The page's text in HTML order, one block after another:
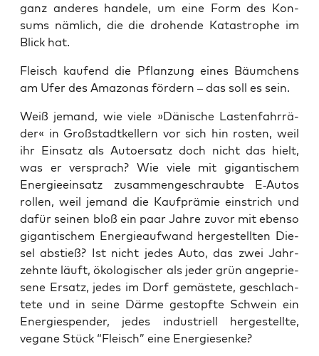
ganz ande­res han­de­le, um eine Form des Kon­
sums näm­lich, die die dro­hen­de Kata­stro­phe im
Blick hat.
Fleisch kau­fend die Pflan­zung eines Bäum­chens
am Ufer des Ama­zo­nas för­dern – das soll es sein.
Weiß jemand, wie vie­le »Däni­sche Las­ten­fahr­rä­
der« in Groß­stadt­kel­lern vor sich hin ros­ten, weil
ihr Ein­satz als Auto­er­satz doch nicht das hielt,
was er ver­sprach? Wie vie­le mit gigan­ti­schem
Ener­gie­ein­satz zusam­men­ge­schraub­te E‑Autos
rol­len, weil jemand die Kauf­prä­mie ein­strich und
dafür sei­nen bloß ein paar Jah­re zuvor mit eben­so
gigan­ti­schem Ener­gie­auf­wand her­ge­stell­ten Die­
sel abstieß? Ist nicht jedes Auto, das zwei Jahr­
zehn­te läuft, öko­lo­gi­scher als jeder grün ange­prie­
se­ne Ersatz, jedes im Dorf gemäs­te­te, geschlach­
te­te und in sei­ne Där­me gestopf­te Schwein ein
Ener­gie­spen­der, jedes indus­tri­ell her­ge­stell­te,
vega­ne Stück “Fleisch” eine Energiesenke?